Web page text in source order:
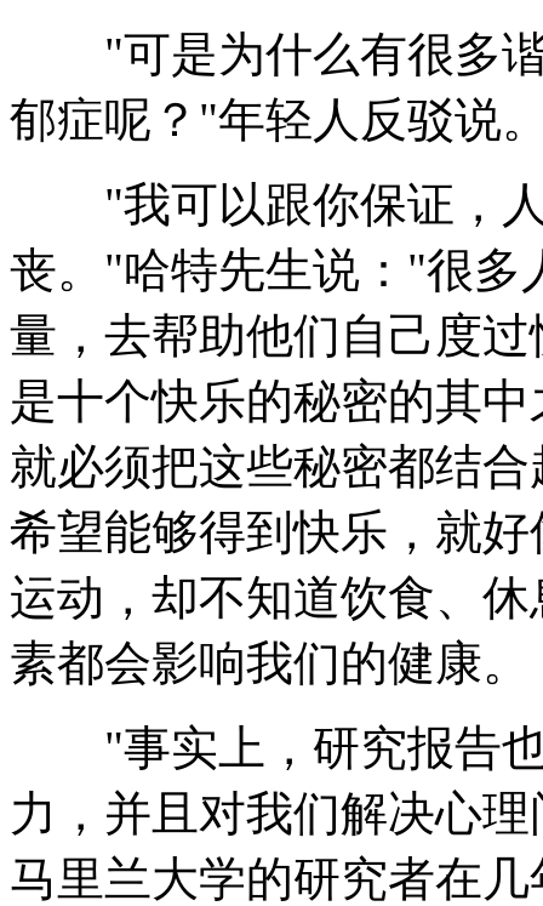
"可是为什么有很多谐
郁症呢？"年轻人反驳说
"我可以跟你保证，人
丧。"哈特先生说："很多
量，去帮助他们自己度
是十个快乐的秘密的其
就必须把这些秘密都结
希望能够得到快乐，就
运动，却不知道饮食、
素都会影响我们的健康。
"事实上，研究报告也
力，并且对我们解决心
马里兰大学的研究者在